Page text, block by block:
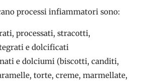
processi infiammatori sono:
processati, stracotti,
e dolcificati
e dolciumi (biscotti, canditi,
torte, creme, marmellate,